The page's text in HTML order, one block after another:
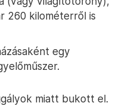
260 kilométerről is
egy
miatt bukott el.